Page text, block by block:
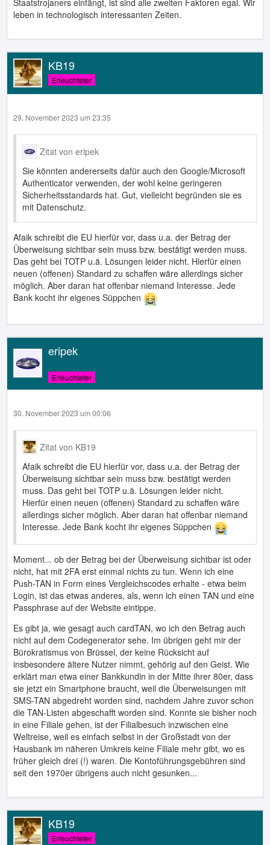
leben in technologisch interessanten Zeiten.
KB19
Erleuchteter
29. November 2023 um 23:35
Zitat von eripek
Sie könnten andererseits dafür auch den Google/Microsoft
Authenticator verwenden, der wohl keine geringeren
Sicherheitsstandards hat. Gut, vielleicht begründen sie es
mit Datenschutz.
Afaik schreibt die EU hierfür vor, dass u.a. der Betrag der
Überweisung sichtbar sein muss bzw. bestätigt werden muss.
Das geht bei TOTP u.ä. Lösungen leider nicht. Hierfür einen
neuen (offenen) Standard zu schaffen wäre allerdings sicher
möglich. Aber daran hat offenbar niemand Interesse. Jede
Bank kocht ihr eigenes Süppchen
eripek
Erleuchteter
30. November 2023 um 00:06
Zitat von KB19
Afaik schreibt die EU hierfür vor, dass u.a. der Betrag der
Überweisung sichtbar sein muss bzw. bestätigt werden
muss. Das geht bei TOTP u.ä. Lösungen leider nicht.
Hierfür einen neuen (offenen) Standard zu schaffen wäre
allerdings sicher möglich. Aber daran hat offenbar niemand
Interesse. Jede Bank kocht ihr eigenes Süppchen
Moment... ob der Betrag bei der Überweisung sichtbar ist oder
nicht, hat mit 2FA erst einmal nichts zu tun. Wenn ich eine
Push-TAN in Form eines Vergleichscodes erhalte - etwa beim
Login, ist das etwas anderes, als, wenn ich einen TAN und eine
Passphrase auf der Website eintippe.
Es gibt ja, wie gesagt auch cardTAN, wo ich den Betrag auch
nicht auf dem Codegenerator sehe. Im übrigen geht mir der
Bürokratismus von Brüssel, der keine Rücksicht auf
insbesondere ältere Nutzer nimmt, gehörig auf den Geist. Wie
erklärt man etwa einer Bankkundin in der Mitte ihrer 80er, dass
sie jetzt ein Smartphone braucht, weil die Überweisungen mit
SMS-TAN abgedreht worden sind, nachdem Jahre zuvor schon
die TAN-Listen abgeschafft worden sind. Konnte sie bisher noch
in eine Filiale gehen, ist der Filialbesuch inzwischen eine
Weltreise, weil es einfach selbst in der Großstadt von der
Hausbank im näheren Umkreis keine Filiale mehr gibt, wo es
früher gleich drei (!) waren. Die Kontoführungsgebühren sind
seit den 1970er übrigens auch nicht gesunken...
KB19
Erleuchteter